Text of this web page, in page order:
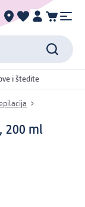
i štedite
200 ml